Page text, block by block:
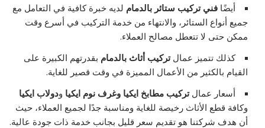
أيضًافني تركيب ستائر بالدمام لديه خبرة كافية في التعامل مع
جميع أنواع الستائر، والانتهاء من خدمة التركيب في أسرع وقت
ممكن حتى لا تتعطل مصالح العملاء.
كذلك تتميز عمالتركيب أثاث بالدمام بقدرتهم الكبيرة على
القيام بالكثير من الأعمال المميزة في وقت قصير للغاية.
أسعار عمالتركيب مطابخ ايكيا وغرف نوم ايكيا ودولاب ايكيا
وكافة قطع الأثاث رخيصة للغاية ومناسبة جدًا لجميع العملاء، حيث
أن هدف شركتنا هو تقديم سعر قليل بجانب خدمة ذات جودة عالية.